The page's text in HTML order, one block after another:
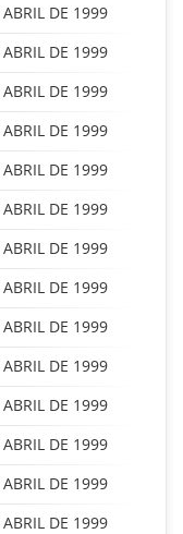
DE 1999
DE 1999
DE 1999
DE 1999
DE 1999
DE 1999
DE 1999
DE 1999
DE 1999
DE 1999
DE 1999
DE 1999
DE 1999
DE 1999